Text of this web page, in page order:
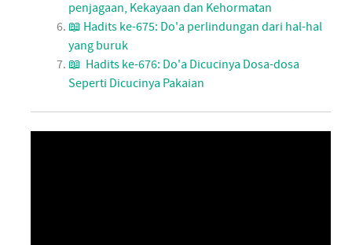
penjagaan, Kekayaan dan Kehormatan
📖 Hadits ke-675: Do'a perlindungan dari hal-hal
yang buruk
📖 Hadits ke-676: Do'a Dicucinya Dosa-dosa
Seperti Dicucinya Pakaian